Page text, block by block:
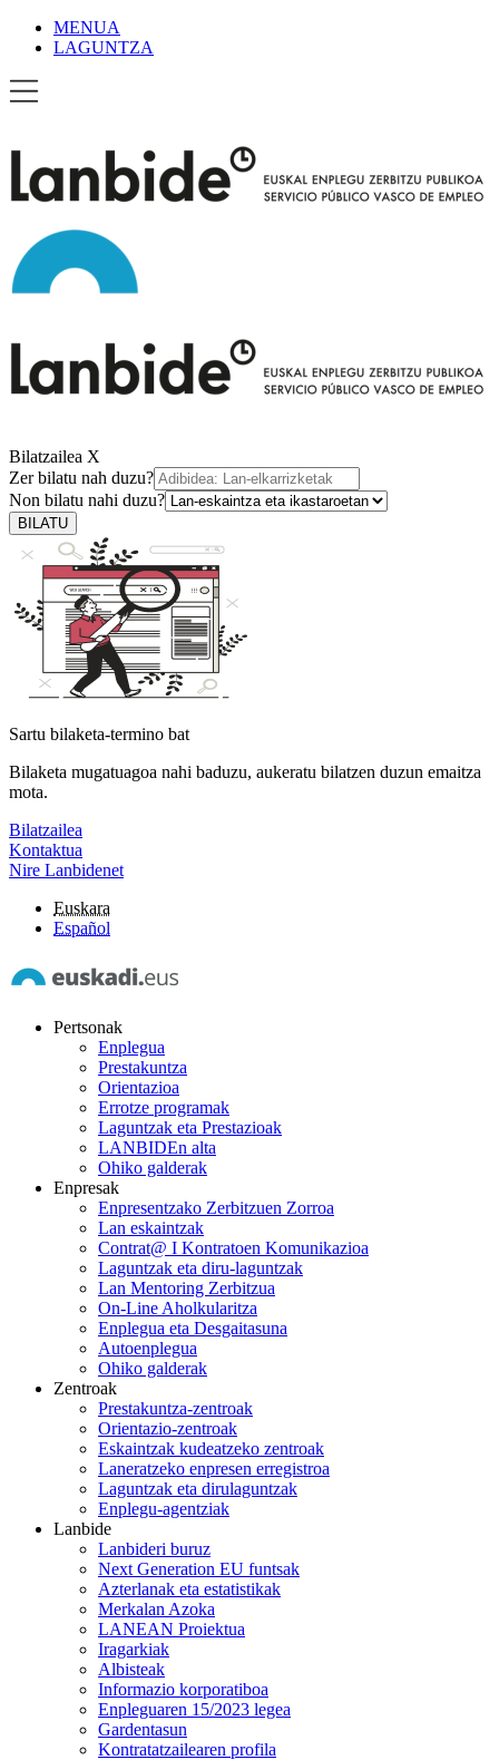
MENUA
LAGUNTZA
Bilatzailea X
Zer bilatu nah duzu?
Non bilatu nahi duzu?
BILATU
Sartu bilaketa-termino bat
Bilaketa mugatuagoa nahi baduzu, aukeratu bilatzen duzun emaitza
mota.
Bilatzailea
Kontaktua
Nire Lanbidenet
Euskara
Español
Pertsonak
Enplegua
Prestakuntza
Orientazioa
Errotze programak
Laguntzak eta Prestazioak
LANBIDEn alta
Ohiko galderak
Enpresak
Enpresentzako Zerbitzuen Zorroa
Lan eskaintzak
Contrat@ I Kontratoen Komunikazioa
Laguntzak eta diru-laguntzak
Lan Mentoring Zerbitzua
On-Line Aholkularitza
Enplegua eta Desgaitasuna
Autoenplegua
Ohiko galderak
Zentroak
Prestakuntza-zentroak
Orientazio-zentroak
Eskaintzak kudeatzeko zentroak
Laneratzeko enpresen erregistroa
Laguntzak eta dirulaguntzak
Enplegu-agentziak
Lanbide
Lanbideri buruz
Next Generation EU funtsak
Azterlanak eta estatistikak
Merkalan Azoka
LANEAN Proiektua
Iragarkiak
Albisteak
Informazio korporatiboa
Enpleguaren 15/2023 legea
Gardentasun
Kontratatzailearen profila